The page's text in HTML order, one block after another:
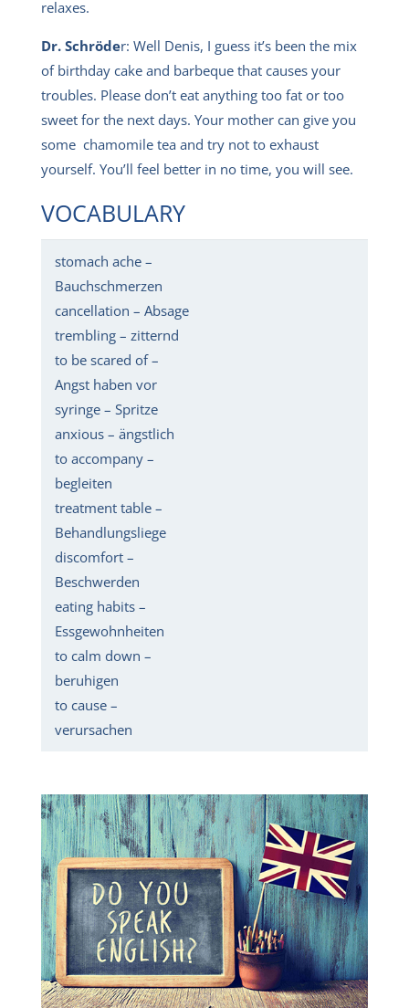
relaxes.
Dr. Schröder: Well Denis, I guess it’s been the mix
of birthday cake and barbeque that causes your
troubles. Please don’t eat anything too fat or too
sweet for the next days. Your mother can give you
some chamomile tea and try not to exhaust
yourself. You’ll feel better in no time, you will see.
VOCABULARY
stomach ache –
Bauchschmerzen
cancellation – Absage
trembling – zitternd
to be scared of –
Angst haben vor
syringe – Spritze
anxious – ängstlich
to accompany –
begleiten
treatment table –
Behandlungsliege
discomfort –
Beschwerden
eating habits –
Essgewohnheiten
to calm down –
beruhigen
to cause –
verursachen